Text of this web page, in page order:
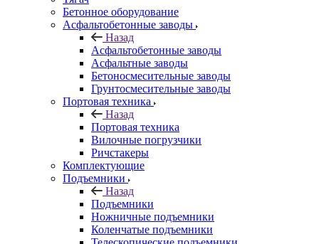
Бетонное оборудование
Асфальтобетонные заводы
Назад
Асфальтобетонные заводы
Асфальтные заводы
Бетоносмесительные заводы
Грунтосмесительные заводы
Портовая техника
Назад
Портовая техника
Вилочные погрузчики
Ричстакеры
Комплектующие
Подъемники
Назад
Подъемники
Ножничные подъемники
Коленчатые подъемники